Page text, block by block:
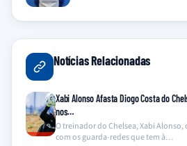
Notícias Relacionadas
Xabi Alonso Afasta Diogo Costa do
nos…
O treinador do Chelsea, Xabi
com os guarda-redes que tem à…